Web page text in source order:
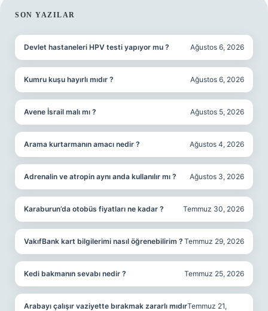
SIDEBAR
SON YAZILAR
Devlet hastaneleri HPV testi yapıyor mu ? Ağustos 6, 2026
Kumru kuşu hayırlı mıdır ? Ağustos 6, 2026
Avene İsrail malı mı ? Ağustos 5, 2026
Arama kurtarmanın amacı nedir ? Ağustos 4, 2026
Adrenalin ve atropin aynı anda kullanılır mı ? Ağustos 3, 2026
Karaburun’da otobüs fiyatları ne kadar ? Temmuz 30, 2026
VakıfBank kart bilgilerimi nasıl öğrenebilirim ? Temmuz 29, 2026
Kedi bakmanın sevabı nedir ? Temmuz 25, 2026
Arabayı çalışır vaziyette bırakmak zararlı mıdırTemmuz 21,